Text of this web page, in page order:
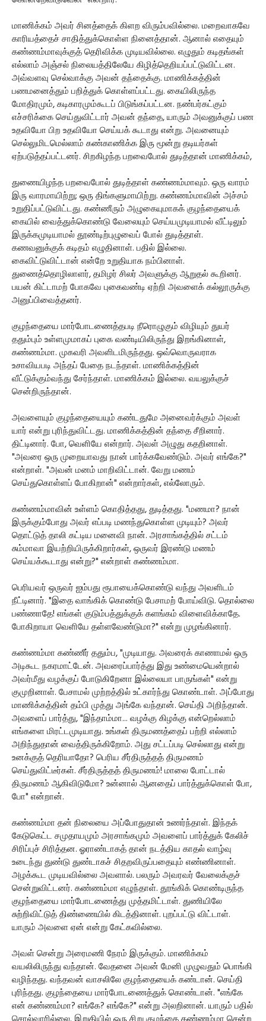
மாணிக்கம் அவர் சினத்தைக் கிளற விரும்பவில்லை. மறைவாகவே
காரியத்தைச் சாதித்துக்கொள்ள நினைத்தான். ஆனால் எதையும்
கண்ணம்மாவுக்குத் தெரிவிக்க முடியவில்லை. எழுதும் கடிதங்கள்
எல்லாம் அஞ்சல் நிலையத்திலேயே கிழித்தெறியப்பட்டுவிட்டன.
அவ்வளவு செல்வாக்கு அவன் தந்தைக்கு. மாணிக்கத்தின்
பணமனைத்தும் பறித்துக் கொள்ளப்பட்டது. கையிலிருந்த
மோதிரமும், கடிகாரமும்கூடப் பிடுங்கப்பட்டன. நண்பர்கட்கும்
எச்சரிக்கை செய்துவிட்டார் அவன் தந்தை, யாரும் அவனுக்குப் பண
உதவியோ பிற உதவியோ செய்யக் கூடாது என்று. அவனையும்
செல்லுமிடமெல்லாம் கண்காணிக்க இரு மூன்று தடியர்கள்
ஏற்படுத்தப்பட்டனர். சிறகிழந்த பறவைபோல் துடித்தான் மாணிக்கம்,
துணையிழந்த பறவைபோல் துடித்தாள் கண்ணம்மாவும். ஒரு வாரம்
இரு வாரமாயிற்று; ஒரு திங்களுமாயிற்று. கண்ணம்மாவின் அச்சம்
உறுதிப்பட்டுவிட்டது. கண்ணீரும் அழுகையுமாகக் குழந்தையைக்
கையில் வைத்துக்கொண்டு வேலையும் செய்யமுடியாமல் வீட்டிலும்
இருக்கமுடியாமல் தூண்டிற்புழுவைப் போல் துடித்தாள்.
கணவனுக்குக் கடிதம் எழுதினாள். பதில் இல்லை.
கைவிட்டுவிட்டான் என்றே உறுதியாக நம்பினாள்.
துணைத்தொழிலாளர், தமிழர் சிலர் அவளுக்கு ஆறுதல் கூறினர்.
பயன் கிட்டாமற் போகவே புகைவண்டி ஏற்றி அவளைக் கல்லூருக்கு
அனுப்பிவைத்தனர்.
குழந்தையை மார்போடணைத்தபடி நீரொழுகும் விழியும் துயர்
ததும்பும் உள்ளமுமாகப் புகை வண்டியிலிருந்து இறங்கினாள்,
கண்ணம்மா. முகவரி அவளிடமிருந்தது. ஒவ்வொருவராக
உசாவியபடி அந்தப் பேதை நடந்தாள். மாணிக்கத்தின்
வீட்டுக்கும்வந்து சேர்ந்தாள். மாணிக்கம் இல்லை. வயலுக்குச்
சென்றிருந்தான்.
அவளையும் குழந்தையையும் கண்டதுமே அனைவர்க்கும் அவள்
யார் என்று புரிந்துவிட்டது. மாணிக்கத்தின் தந்தை சீறினார்.
திட்டினார். போ, வெளியே என்றார். அவள் அழுது கதறினாள்.
"அவரை ஒரு முறையாவது நான் பார்க்கவேண்டும். அவர் எங்கே?"
என்றாள். "அவன் மனம் மாறிவிட்டான். வேறு மணம்
செய்துகொள்ளப் போகிறான்" என்றார்கள், எல்லோரும்.
கண்ணம்மாவின் உள்ளம் கொதித்தது, துடித்தது. "மணமா? நான்
இருக்கும்போது அவர் எப்படி மணந்துகொள்ள முடியும்? அவர்
தொட்டுத் தாலி கட்டிய மனைவி நான். அரசாங்கத்தில் சட்டம்
சும்மாவா இயற்றியிருக்கிறார்கள், ஒருவர் இரண்டு மணம்
செய்யக்கூடாது என்று?" என்றாள் கண்ணம்மா.
பெரியவர் ஒருவர் ஐம்பது ரூபாயைக்கொண்டு வந்து அவளிடம்
நீட்டினார். "இதை வாங்கிக் கொண்டு பேசாமற் போய்விடு. தொல்லை
பண்ணாதே! எங்கள் குடும்பத்துக்குக் களங்கம் விளைவிக்காதே.
போகிறாயா வெளியே தள்ளவேண்டுமா?" என்று முழங்கினார்.
கண்ணம்மா கண்ணீர் ததும்ப, "முடியாது. அவரைக் காணாமல் ஒரு
அடிகூட நகரமாட்டேன். அவரைப்பார்த்து இது உண்மையென்றால்
அவர்மீது வழக்குப் போடுகிறேனா இல்லையா பாருங்கள்" என்று
குமுறினாள். பேசாமல் முற்றத்தில் உட்கார்ந்து கொண்டாள். அப்போது
மாணிக்கத்தின் தம்பி முத்து அங்கே வந்தான். செய்தி அறிந்தான்.
அவளைப் பார்த்து, "இந்தாம்மா... வழக்கு கிழக்கு என்றெல்லாம்
எங்களை மிரட்டமுடியாது. உங்கள் திருமணத்தைப் பற்றி எல்லாம்
அறிந்துதான் வைத்திருக்கிறோம். அது சட்டப்படி செல்லாது என்று
உனக்குத் தெரியாதோ? பெரிய சீர்திருத்தத் திருமணம்
செய்துவிட்டீர்கள். சீர்திருத்தத் திருமணம்! மாலை போட்டால்
திருமணம் ஆகிவிடுமோ? உன்னால் ஆனதைப் பார்த்துக்கொள் போ,
போ" என்றான்.
கண்ணம்மா தன் நிலையை அப்போதுதான் உணர்ந்தாள். இந்தக்
கேடுகெட்ட சமுதாயமும் அரசாங்கமும் அவளைப் பார்த்துக் கேலிச்
சிரிப்புச் சிரித்தன. ஓராண்டாகத் தான் நடத்திய காதல் வாழ்வு
உடைந்து துண்டு துண்டாகச் சிதறவிருப்பதையும் எண்ணினாள்.
அழக்கூட முடியவில்லை அவளால். பலரும் அவரவர் வேலைக்குச்
சென்றுவிட்டனர். கண்ணம்மா எழுந்தாள். தூங்கிக் கொண்டிருந்த
குழந்தையை மார்போடணைத்து முத்தமிட்டாள். துணியிலே
சுற்றிவிட்டுத் திண்ணையில் கிடத்தினாள். புறப்பட்டு விட்டாள்.
யாரும் அவளை ஏன் என்று கேட்கவில்லை.
அவள் சென்று அரைமணி நேரம் இருக்கும். மாணிக்கம்
வயலிலிருந்து வந்தான். வேதனை அவன் மேனி முழுவதும் பொங்கி
வழிந்தது. வந்தவன் வாசலிலே குழந்தையைக் கண்டான். செய்தி
புரிந்தது. குழந்தையை மார்போடணைத்துக் கொண்டான். "எங்கே
என் கண்ணம்மா? எங்கே? எங்கே?" என்று அலறினான். யாரும் பதில்